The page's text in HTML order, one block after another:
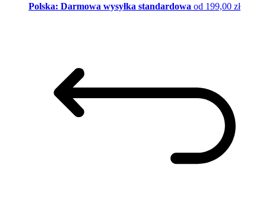
Polska: Darmowa wysyłka standardowa od 199,00 zł